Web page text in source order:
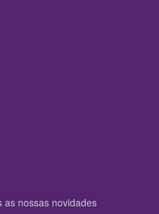
as nossas novidades